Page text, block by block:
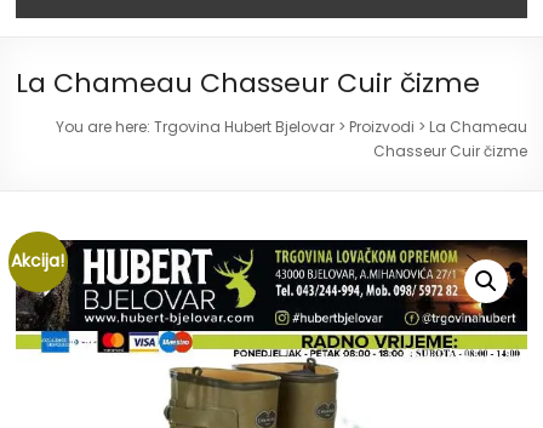
La Chameau Chasseur Cuir čizme
You are here: Trgovina Hubert Bjelovar> Proizvodi > La Chameau
Chasseur Cuir čizme
Akcija!